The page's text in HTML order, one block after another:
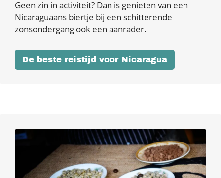
Geen zin in activiteit? Dan is genieten van een
Nicaraguaans biertje bij een schitterende
zonsondergang ook een aanrader.
De beste reistijd voor Nicaragua